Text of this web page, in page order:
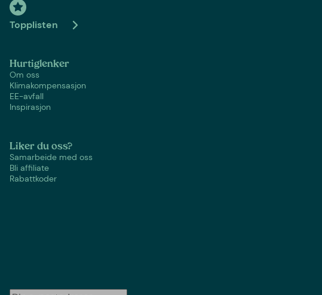
Topplisten
Hurtiglenker
Om oss
Klimakompensasjon
EE-avfall
Inspirasjon
Liker du oss?
Samarbeide med oss
Bli affiliate
Rabattkoder